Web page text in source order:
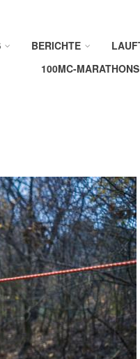
BERICHTE
100MC-MARATHONS